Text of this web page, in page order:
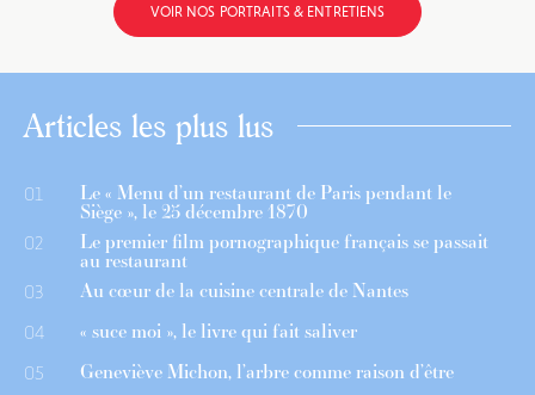
VOIR NOS PORTRAITS & ENTRETIENS
Articles les plus lus
01 Le « Menu d’un restaurant de Paris pendant le
Siège », le 25 décembre 1870
02 Le premier film pornographique français se passait
au restaurant
03 Au cœur de la cuisine centrale de Nantes
04 « suce moi », le livre qui fait saliver
05 Geneviève Michon, l’arbre comme raison d’être